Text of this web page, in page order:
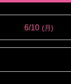
6/10 (月)